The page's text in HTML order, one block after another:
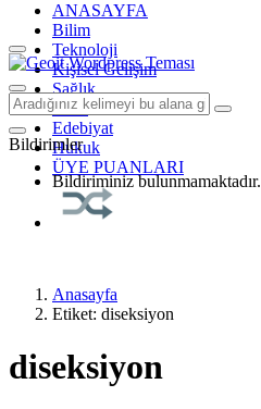
ANASAYFA
Bilim
Teknoloji
Kişisel Gelişim
Sağlık
Tarih
Edebiyat
Hukuk
ÜYE PUANLARI
Bildirimler
Bildiriminiz bulunmamaktadır.
Anasayfa
Etiket: diseksiyon
diseksiyon